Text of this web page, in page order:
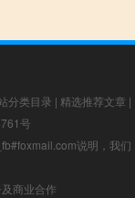
分类目录 | 精选推荐文章 |
号
说明，我们
商业合作